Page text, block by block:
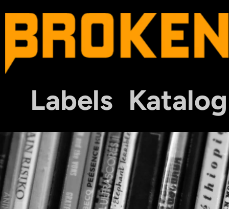
Labels Katalog